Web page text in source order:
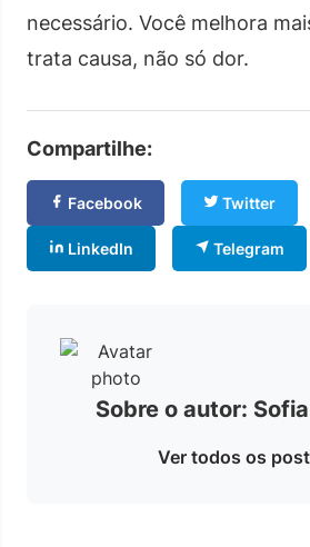
necessário. Você melhora
trata causa, não só dor.
Compartilhe:
Facebook Twitter
LinkedIn Telegram
Sobre o autor:
Ver todos os